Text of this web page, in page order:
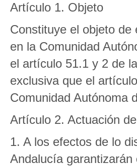
Artículo 1. Objeto
Constituye el objeto
en la Comunidad
el artículo 51.1 y 2 de
exclusiva que el
Comunidad Autónoma
Artículo 2. Actuación
1. A los efectos de lo
Andalucía